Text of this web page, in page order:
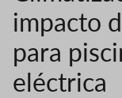
impacto
para
eléctrica